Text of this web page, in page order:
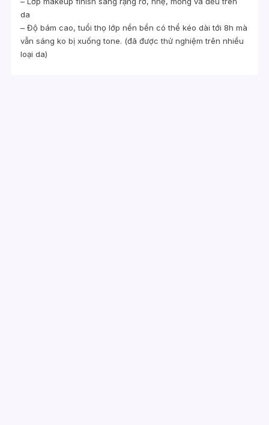
da
– Độ bám cao, tuổi thọ lớp nền bền có thể kéo dài tới 8h mà
vẫn sáng ko bị xuống tone. (đã được thử nghiệm trên nhiều
loại da)